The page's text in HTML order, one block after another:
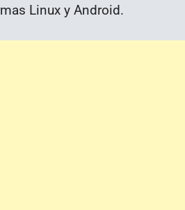
Linux y Android.